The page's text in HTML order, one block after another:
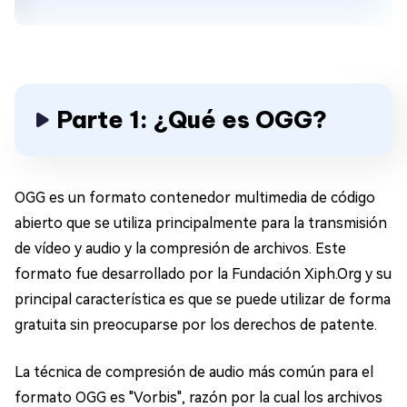
Parte 1: ¿Qué es OGG?
OGG es un formato contenedor multimedia de código
abierto que se utiliza principalmente para la transmisión
de vídeo y audio y la compresión de archivos. Este
formato fue desarrollado por la Fundación Xiph.Org y su
principal característica es que se puede utilizar de forma
gratuita sin preocuparse por los derechos de patente.
La técnica de compresión de audio más común para el
formato OGG es "Vorbis", razón por la cual los archivos